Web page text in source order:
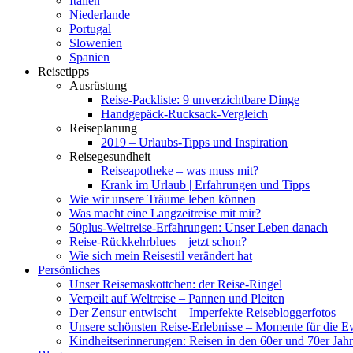
Niederlande
Portugal
Slowenien
Spanien
Reisetipps
Ausrüstung
Reise-Packliste: 9 unverzichtbare Dinge
Handgepäck-Rucksack-Vergleich
Reiseplanung
2019 – Urlaubs-Tipps und Inspiration
Reisegesundheit
Reiseapotheke – was muss mit?
Krank im Urlaub | Erfahrungen und Tipps
Wie wir unsere Träume leben können
Was macht eine Langzeitreise mit mir?
50plus-Weltreise-Erfahrungen: Unser Leben danach
Reise-Rückkehrblues – jetzt schon?
Wie sich mein Reisestil verändert hat
Persönliches
Unser Reisemaskottchen: der Reise-Ringel
Verpeilt auf Weltreise – Pannen und Pleiten
Der Zensur entwischt – Imperfekte Reisebloggerfotos
Unsere schönsten Reise-Erlebnisse – Momente für die
Kindheitserinnerungen: Reisen in den 60er und 70er